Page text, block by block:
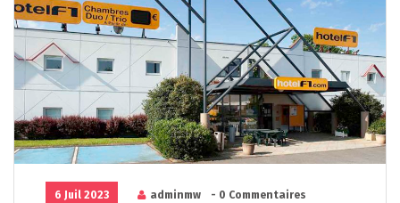
6 Juil 2023 adminmw
- 0 Commentaires